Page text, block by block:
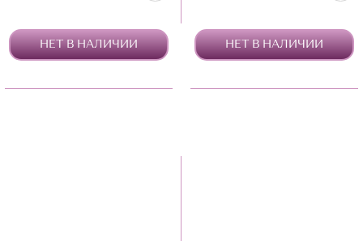
НЕТ В НАЛИЧИИ НЕТ В НАЛИЧИИ